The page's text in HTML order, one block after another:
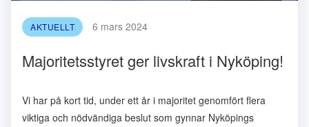
AKTUELLT 6 mars 2024
Majoritetsstyret ger livskraft i Nyköping!
Vi har på kort tid, under ett år i majoritet genomfört flera
viktiga och nödvändiga beslut som gynnar Nyköpings